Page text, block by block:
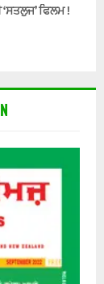
ਫਿਲਮ !